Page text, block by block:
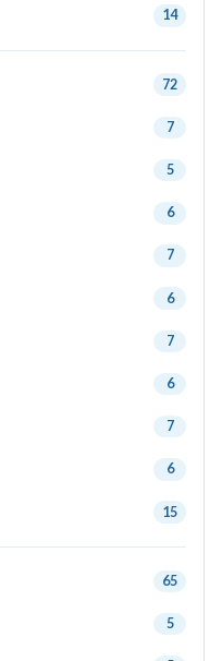
14
72
7
5
6
7
6
7
6
7
6
15
65
5